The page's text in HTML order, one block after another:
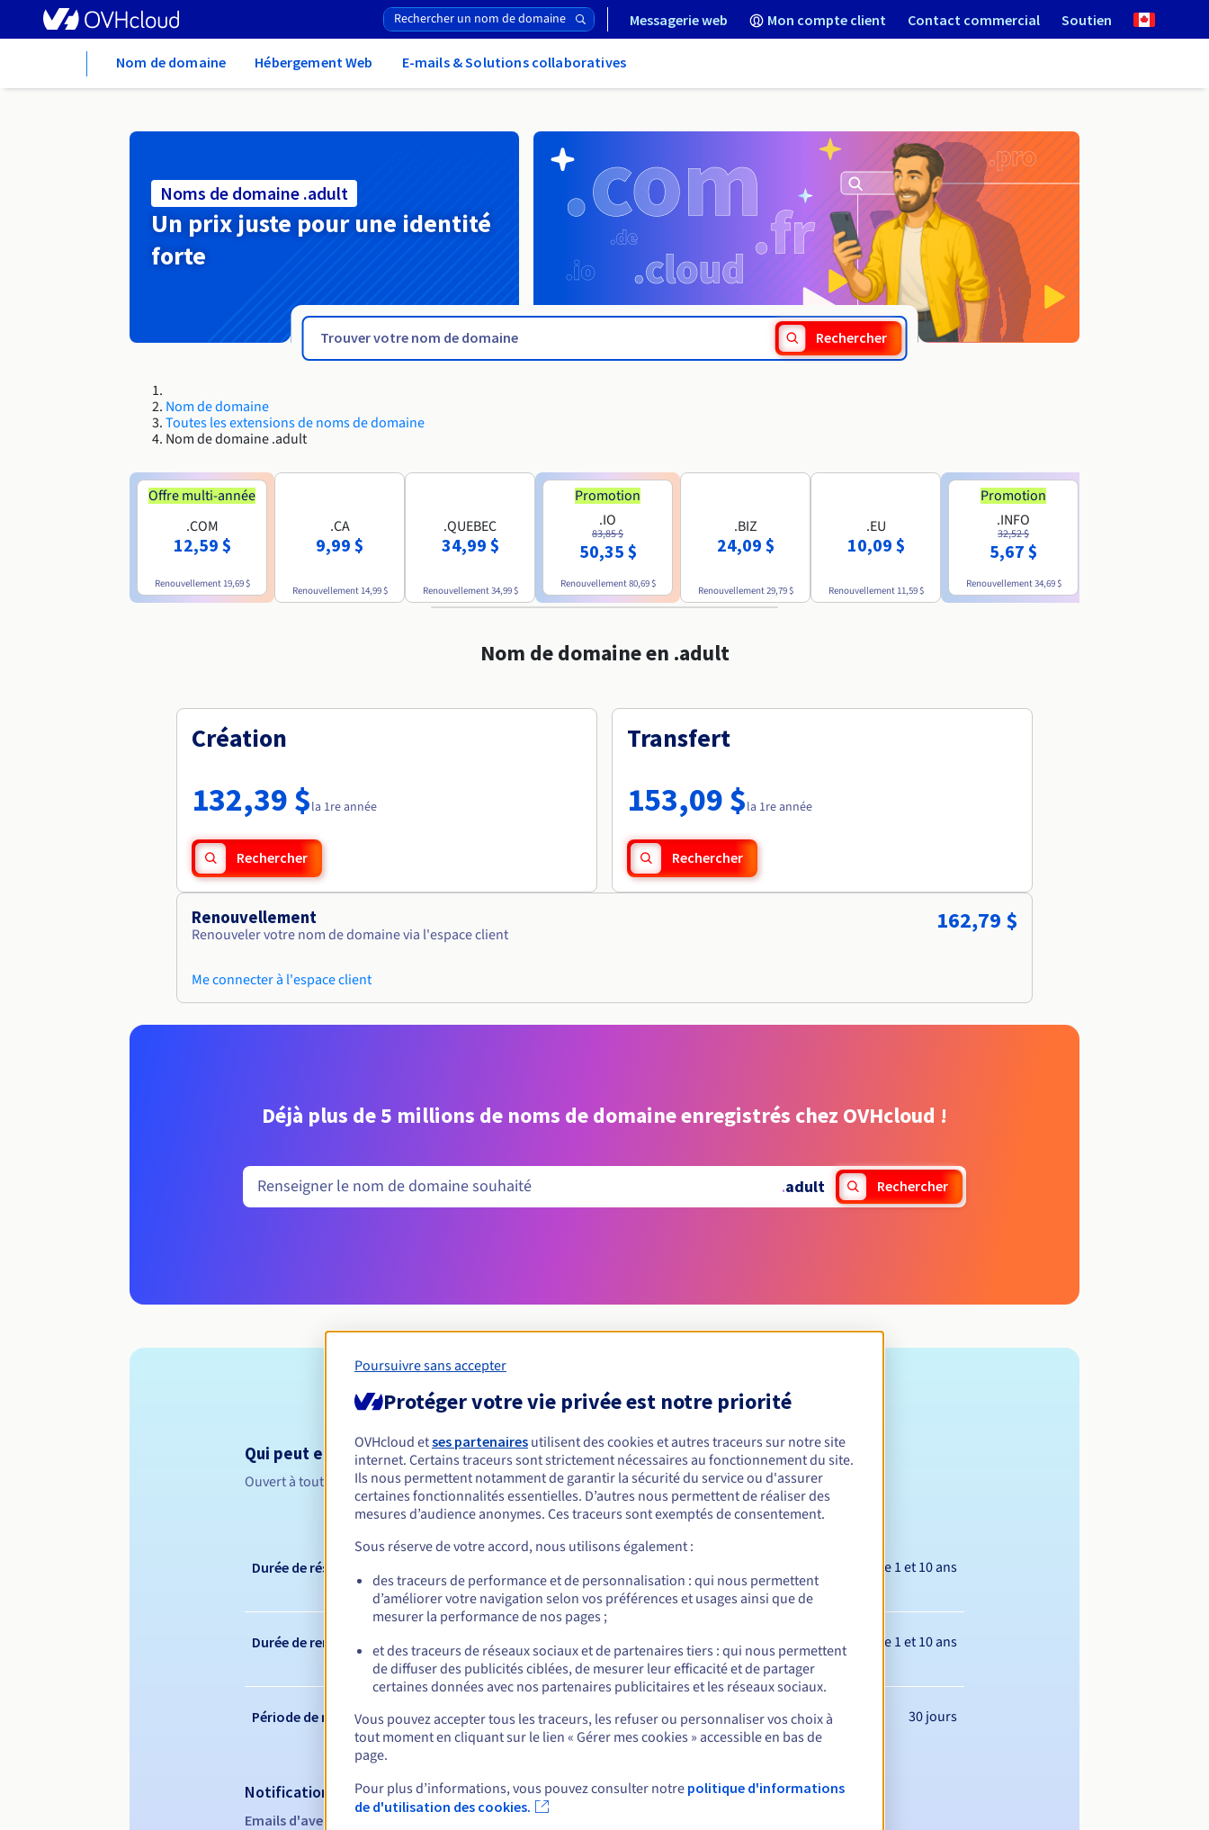
Messagerie web Mon compte client Contact commercial Soutien
Nom de domaine Hébergement Web E-mails & Solutions collaboratives
Noms de domaine .adult
Un prix juste pour une identité
forte
Rechercher
Nom de domaine
Toutes les extensions de noms de domaine
Nom de domaine .adult
Offre multi-année
.COM
12,59 $
Renouvellement 19,69 $
.CA
9,99 $
Renouvellement 14,99 $
.QUEBEC
34,99 $
Renouvellement34,99 $
Promotion
.IO
83,85 $
50,35 $
Renouvellement80,69 $
.BIZ
24,09 $
Renouvellement29,79 $
.EU
10,09 $
Renouvellement 11,59 $
Promotion
.INFO
32,52 $
5,67 $
Renouvellement34,69 $
Nom de domaine en .adult
Création
132,39 $la 1re année
Rechercher
Transfert
153,09 $la 1re année
Rechercher
Renouvellement
Renouveler votre nom de domaine via l'espace client
Me connecter à l'espace client
162,79 $
Déjà plus de 5 millions de noms de domaine enregistrés chez OVHcloud !
.adult Rechercher
Conditions d'éligibilité
Qui peut enregistrer un .adult ?
Ouvert à toutes les personnes physiques ou morales, sans restriction géographique.
Règles de gestion et notifications
Durée de réservation Entre 1 et 10 ans
Durée de renouvellement Entre 1 et 10 ans
Période de rédemption 30 jours
Notifications automatiques :
Emails d'avertissement :
Poursuivre sans accepter
Protéger votre vie privée est notre priorité
OVHcloud etses partenaires utilisent des cookies et autres traceurs sur notre site
internet. Certains traceurs sont strictement nécessaires au fonctionnement du site.
Ils nous permettent notamment de garantir la sécurité du service ou d'assurer
certaines fonctionnalités essentielles. D’autres nous permettent de réaliser des
mesures d’audience anonymes. Ces traceurs sont exemptés de consentement.
Sous réserve de votre accord, nous utilisons également :
des traceurs de performance et de personnalisation : qui nous permettent
d’améliorer votre navigation selon vos préférences et usages ainsi que de
mesurer la performance de nos pages ;
et des traceurs de réseaux sociaux et de partenaires tiers : qui nous permettent
de diffuser des publicités ciblées, de mesurer leur efficacité et de partager
certaines données avec nos partenaires publicitaires et les réseaux sociaux.
Vous pouvez accepter tous les traceurs, les refuser ou personnaliser vos choix à
tout moment en cliquant sur le lien « Gérer mes cookies » accessible en bas de
page.
Pour plus d’informations, vous pouvez consulter notre politique d'informations
de d'utilisation des cookies.